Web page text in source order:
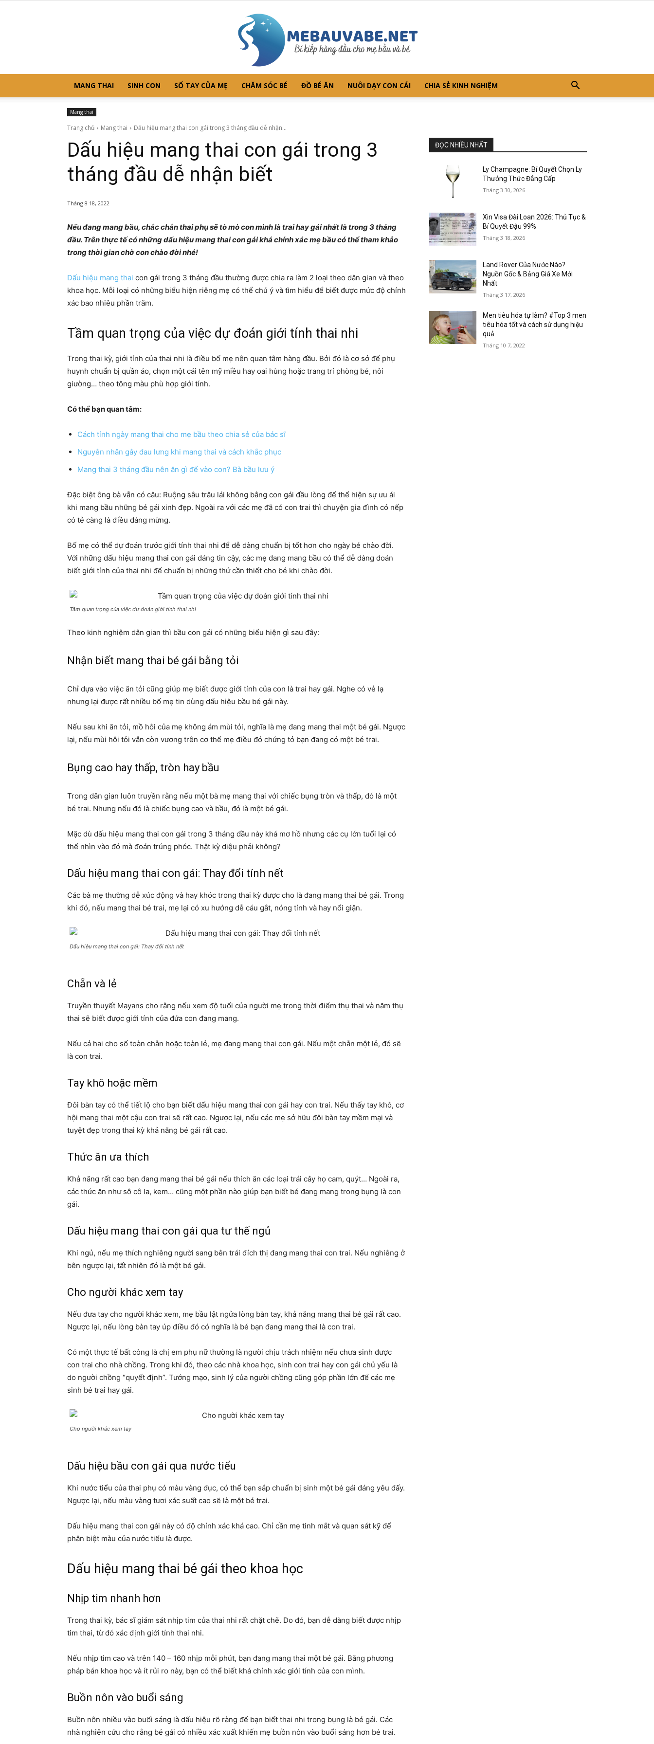
Chia
sẻ
bí
đầu
và
bé
MANG THAI SINH CON SỔ TAY CỦA MẸ CHĂM SÓC BÉ ĐỒ BÉ ĂN NUÔI DẠY CON CÁI CHIA SẺ KINH NGHIỆM
Mang thai
Trang chủ Mang thai Dấu hiệu mang thai con gái trong 3 tháng đầu dễ nhận...
Dấu hiệu mang thai con gái trong 3
tháng đầu dễ nhận biết
Tháng 8 18, 2022
Nếu đang mang bầu, chắc chắn thai phụ sẽ tò mò con mình là trai hay gái nhất là trong 3 tháng
đầu. Trên thực tế có những dấu hiệu mang thai con gái khá chính xác mẹ bầu có thể tham khảo
trong thời gian chờ con chào đời nhé!
Dấu hiệu mang thai con gái trong 3 tháng đầu thường được chia ra làm 2 loại theo dân gian và theo
khoa học. Mỗi loại có những biểu hiện riêng mẹ có thể chú ý và tìm hiểu để biết được mức độ chính
xác bao nhiêu phần trăm.
Tầm quan trọng của việc dự đoán giới tính thai nhi
Trong thai kỳ, giới tính của thai nhi là điều bố mẹ nên quan tâm hàng đầu. Bởi đó là cơ sở để phụ
huynh chuẩn bị quần áo, chọn một cái tên mỹ miều hay oai hùng hoặc trang trí phòng bé, nôi
giường… theo tông màu phù hợp giới tính.
Có thể bạn quan tâm:
Cách tính ngày mang thai cho mẹ bầu theo chia sẻ của bác sĩ
Nguyên nhân gây đau lưng khi mang thai và cách khắc phục
Mang thai 3 tháng đầu nên ăn gì để vào con? Bà bầu lưu ý
Đặc biệt ông bà vẫn có câu: Ruộng sâu trâu lái không bằng con gái đầu lòng để thể hiện sự ưu ái
khi mang bầu những bé gái xinh đẹp. Ngoài ra với các mẹ đã có con trai thì chuyện gia đình có nếp
có tẻ càng là điều đáng mừng.
Bố mẹ có thể dự đoán trước giới tính thai nhi để dễ dàng chuẩn bị tốt hơn cho ngày bé chào đời.
Với những dấu hiệu mang thai con gái đáng tin cậy, các mẹ đang mang bầu có thể dễ dàng đoán
biết giới tính của thai nhi để chuẩn bị những thứ cần thiết cho bé khi chào đời.
Tầm quan trọng của việc dự đoán giới tính thai nhi
Theo kinh nghiệm dân gian thì bầu con gái có những biểu hiện gì sau đây:
Nhận biết mang thai bé gái bằng tỏi
Chỉ dựa vào việc ăn tỏi cũng giúp mẹ biết được giới tính của con là trai hay gái. Nghe có vẻ lạ
nhưng lại được rất nhiều bố mẹ tin dùng dấu hiệu bầu bé gái này.
Nếu sau khi ăn tỏi, mồ hôi của mẹ không ám mùi tỏi, nghĩa là mẹ đang mang thai một bé gái. Ngược
lại, nếu mùi hôi tỏi vẫn còn vương trên cơ thể mẹ điều đó chứng tỏ bạn đang có một bé trai.
Bụng cao hay thấp, tròn hay bầu
Trong dân gian luôn truyền rằng nếu một bà mẹ mang thai với chiếc bụng tròn và thấp, đó là một
bé trai. Nhưng nếu đó là chiếc bụng cao và bầu, đó là một bé gái.
Mặc dù dấu hiệu mang thai con gái trong 3 tháng đầu này khá mơ hồ nhưng các cụ lớn tuổi lại có
thể nhìn vào đó mà đoán trúng phóc. Thật kỳ diệu phải không?
Dấu hiệu mang thai con gái: Thay đổi tính nết
Các bà mẹ thường dễ xúc động và hay khóc trong thai kỳ được cho là đang mang thai bé gái. Trong
khi đó, nếu mang thai bé trai, mẹ lại có xu hướng dễ cáu gắt, nóng tính và hay nổi giận.
Dấu hiệu mang thai con gái: Thay đổi tính nết
Chẵn và lẻ
Truyền thuyết Mayans cho rằng nếu xem độ tuổi của người mẹ trong thời điểm thụ thai và năm thụ
thai sẽ biết được giới tính của đứa con đang mang.
Nếu cả hai cho số toàn chẵn hoặc toàn lẻ, mẹ đang mang thai con gái. Nếu một chẵn một lẻ, đó sẽ
là con trai.
Tay khô hoặc mềm
Đôi bàn tay có thể tiết lộ cho bạn biết dấu hiệu mang thai con gái hay con trai. Nếu thấy tay khô, cơ
hội mang thai một cậu con trai sẽ rất cao. Ngược lại, nếu các mẹ sở hữu đôi bàn tay mềm mại và
tuyệt đẹp trong thai kỳ khả năng bé gái rất cao.
Thức ăn ưa thích
Khả năng rất cao bạn đang mang thai bé gái nếu thích ăn các loại trái cây họ cam, quýt… Ngoài ra,
các thức ăn như sô cô la, kem… cũng một phần nào giúp bạn biết bé đang mang trong bụng là con
gái.
Dấu hiệu mang thai con gái qua tư thế ngủ
Khi ngủ, nếu mẹ thích nghiêng người sang bên trái đích thị đang mang thai con trai. Nếu nghiêng ở
bên ngược lại, tất nhiên đó là một bé gái.
Cho người khác xem tay
Nếu đưa tay cho người khác xem, mẹ bầu lật ngửa lòng bàn tay, khả năng mang thai bé gái rất cao.
Ngược lại, nếu lòng bàn tay úp điều đó có nghĩa là bé bạn đang mang thai là con trai.
Có một thực tế bất công là chị em phụ nữ thường là người chịu trách nhiệm nếu chưa sinh được
con trai cho nhà chồng. Trong khi đó, theo các nhà khoa học, sinh con trai hay con gái chủ yếu là
do người chồng “quyết định”. Tướng mạo, sinh lý của người chồng cũng góp phần lớn để các mẹ
sinh bé trai hay gái.
Cho người khác xem tay
Dấu hiệu bầu con gái qua nước tiểu
Khi nước tiểu của thai phụ có màu vàng đục, có thể bạn sắp chuẩn bị sinh một bé gái đáng yêu đấy.
Ngược lại, nếu màu vàng tươi xác suất cao sẽ là một bé trai.
Dấu hiệu mang thai con gái này có độ chính xác khá cao. Chỉ cần mẹ tinh mắt và quan sát kỹ để
phân biệt màu của nước tiểu là được.
Dấu hiệu mang thai bé gái theo khoa học
Nhịp tim nhanh hơn
Trong thai kỳ, bác sĩ giám sát nhịp tim của thai nhi rất chặt chẽ. Do đó, bạn dễ dàng biết được nhịp
tim thai, từ đó xác định giới tính thai nhi.
Nếu nhịp tim cao và trên 140 – 160 nhịp mỗi phút, bạn đang mang thai một bé gái. Bằng phương
pháp bán khoa học và ít rủi ro này, bạn có thể biết khá chính xác giới tính của con mình.
Buồn nôn vào buổi sáng
Buồn nôn nhiều vào buổi sáng là dấu hiệu rõ ràng để bạn biết thai nhi trong bụng là bé gái. Các
nhà nghiên cứu cho rằng bé gái có nhiều xác xuất khiến mẹ buồn nôn vào buổi sáng hơn bé trai.
ĐỌC NHIỀU NHẤT
Ly Champagne: Bí Quyết Chọn Ly
Thưởng Thức Đẳng Cấp
Tháng 3 30, 2026
Xin Visa Đài Loan 2026: Thủ Tục &
Bí Quyết Đậu 99%
Tháng 3 18, 2026
Land Rover Của Nước Nào?
Nguồn Gốc & Bảng Giá Xe Mới
Nhất
Tháng 3 17, 2026
Men tiêu hóa tự làm? #Top 3 men
tiêu hóa tốt và cách sử dụng hiệu
quả
Tháng 10 7, 2022